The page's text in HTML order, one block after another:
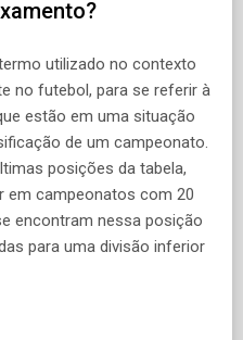
utilizado no contexto
no futebol, para se referir à
estão em uma situação
de um campeonato.
posições da tabela,
em campeonatos com 20
encontram nessa posição
para uma divisão inferior